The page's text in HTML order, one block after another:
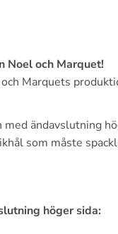
Noel och Marquet!
Marquets
ändavslutning
som måste
höger sida: